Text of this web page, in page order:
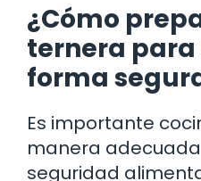
¿Cómo
ternera para
forma
Es importante
manera
seguridad